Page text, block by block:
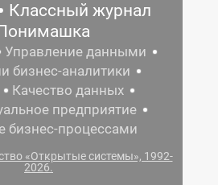
Классный журнал
Управление данными
бизнес-аналитики
Качество данных
предприятие
бизнес-процессами
«Открытые системы», 1992-
2026.